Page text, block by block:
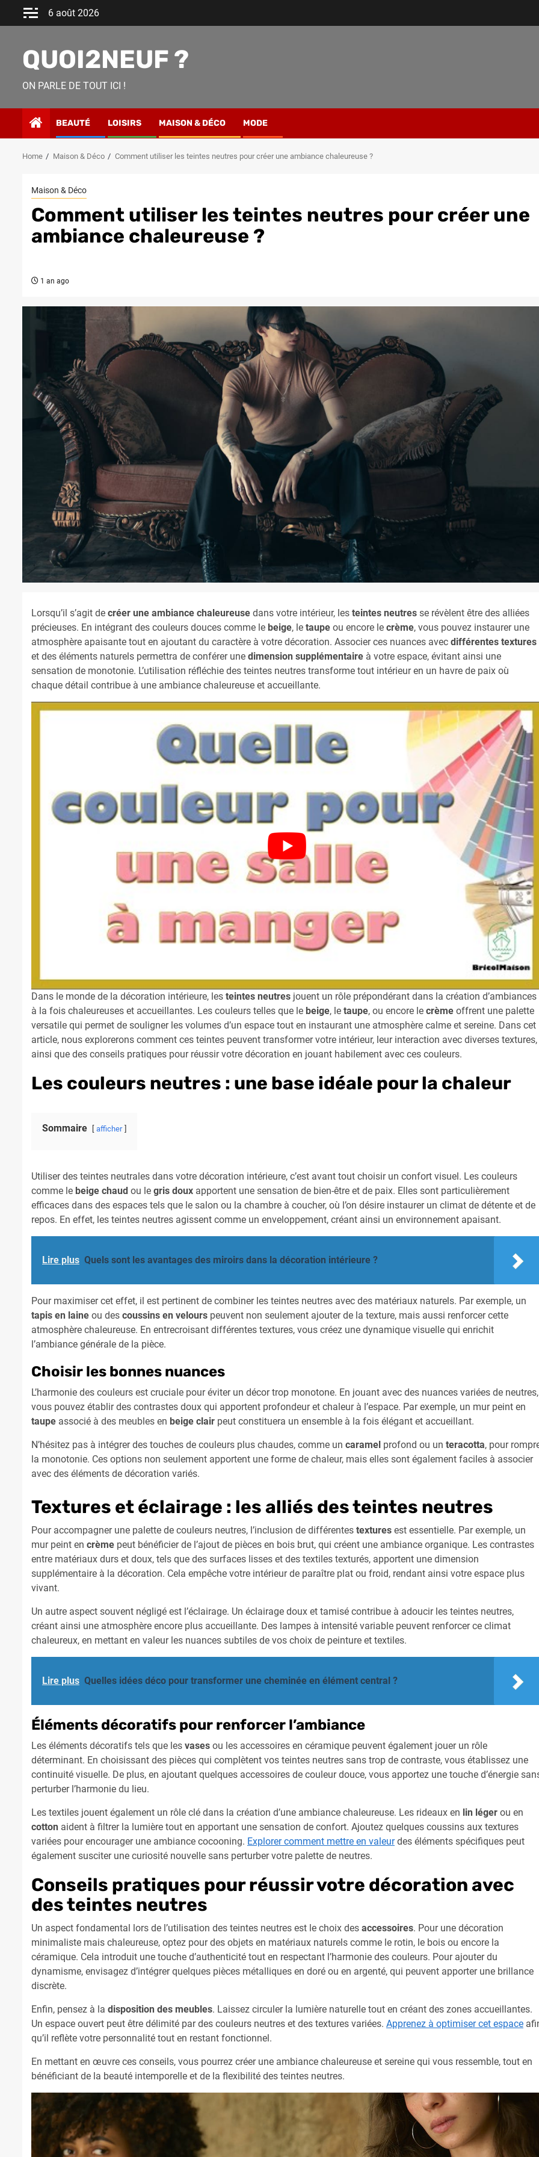
6 août 2026
QUOI2NEUF ?
ON PARLE DE TOUT ICI !
BEAUTÉ LOISIRS MAISON & DÉCO MODE
Home Maison & Déco Comment utiliser les teintes neutres pour créer une ambiance chaleureuse ?
Maison & Déco
Comment utiliser les teintes neutres pour créer une
ambiance chaleureuse ?
1 an ago
Lorsqu’il s’agit de créer une ambiance chaleureuse dans votre intérieur, les teintes neutres se révèlent être des alliées
précieuses. En intégrant des couleurs douces comme le beige, le taupe ou encore le crème, vous pouvez instaurer une
atmosphère apaisante tout en ajoutant du caractère à votre décoration. Associer ces nuances avec différentes textures
et des éléments naturels permettra de conférer une dimension supplémentaire à votre espace, évitant ainsi une
sensation de monotonie. L’utilisation réfléchie des teintes neutres transforme tout intérieur en un havre de paix où
chaque détail contribue à une ambiance chaleureuse et accueillante.
Dans le monde de la décoration intérieure, les teintes neutres jouent un rôle prépondérant dans la création d’ambiances
à la fois chaleureuses et accueillantes. Les couleurs telles que le beige, le taupe, ou encore le crème offrent une palette
versatile qui permet de souligner les volumes d’un espace tout en instaurant une atmosphère calme et sereine. Dans cet
article, nous explorerons comment ces teintes peuvent transformer votre intérieur, leur interaction avec diverses textures,
ainsi que des conseils pratiques pour réussir votre décoration en jouant habilement avec ces couleurs.
Les couleurs neutres : une base idéale pour la chaleur
Sommaire afficher
Utiliser des teintes neutrales dans votre décoration intérieure, c’est avant tout choisir un confort visuel. Les couleurs
comme le beige chaud ou le gris doux apportent une sensation de bien-être et de paix. Elles sont particulièrement
efficaces dans des espaces tels que le salon ou la chambre à coucher, où l’on désire instaurer un climat de détente et de
repos. En effet, les teintes neutres agissent comme un enveloppement, créant ainsi un environnement apaisant.
Lire plus Quels sont les avantages des miroirs dans la décoration intérieure ?
Pour maximiser cet effet, il est pertinent de combiner les teintes neutres avec des matériaux naturels. Par exemple, un
tapis en laine ou des coussins en velours peuvent non seulement ajouter de la texture, mais aussi renforcer cette
atmosphère chaleureuse. En entrecroisant différentes textures, vous créez une dynamique visuelle qui enrichit
l’ambiance générale de la pièce.
Choisir les bonnes nuances
L’harmonie des couleurs est cruciale pour éviter un décor trop monotone. En jouant avec des nuances variées de neutres,
vous pouvez établir des contrastes doux qui apportent profondeur et chaleur à l’espace. Par exemple, un mur peint en
taupe associé à des meubles en beige clair peut constituera un ensemble à la fois élégant et accueillant.
N’hésitez pas à intégrer des touches de couleurs plus chaudes, comme un caramel profond ou un teracotta, pour
la monotonie. Ces options non seulement apportent une forme de chaleur, mais elles sont également faciles à associer
avec des éléments de décoration variés.
Textures et éclairage : les alliés des teintes neutres
Pour accompagner une palette de couleurs neutres, l’inclusion de différentes textures est essentielle. Par exemple, un
mur peint en crème peut bénéficier de l’ajout de pièces en bois brut, qui créent une ambiance organique. Les contrastes
entre matériaux durs et doux, tels que des surfaces lisses et des textiles texturés, apportent une dimension
supplémentaire à la décoration. Cela empêche votre intérieur de paraître plat ou froid, rendant ainsi votre espace plus
vivant.
Un autre aspect souvent négligé est l’éclairage. Un éclairage doux et tamisé contribue à adoucir les teintes neutres,
créant ainsi une atmosphère encore plus accueillante. Des lampes à intensité variable peuvent renforcer ce climat
chaleureux, en mettant en valeur les nuances subtiles de vos choix de peinture et textiles.
Lire plus Quelles idées déco pour transformer une cheminée en élément central ?
Éléments décoratifs pour renforcer l’ambiance
Les éléments décoratifs tels que les vases ou les accessoires en céramique peuvent également jouer un rôle
déterminant. En choisissant des pièces qui complètent vos teintes neutres sans trop de contraste, vous établissez une
continuité visuelle. De plus, en ajoutant quelques accessoires de couleur douce, vous apportez une touche d’énergie
perturber l’harmonie du lieu.
Les textiles jouent également un rôle clé dans la création d’une ambiance chaleureuse. Les rideaux en lin léger ou en
cotton aident à filtrer la lumière tout en apportant une sensation de confort. Ajoutez quelques coussins aux textures
variées pour encourager une ambiance cocooning. Explorer comment mettre en valeurdes éléments spécifiques peut
également susciter une curiosité nouvelle sans perturber votre palette de neutres.
Conseils pratiques pour réussir votre décoration avec
des teintes neutres
Un aspect fondamental lors de l’utilisation des teintes neutres est le choix des accessoires. Pour une décoration
minimaliste mais chaleureuse, optez pour des objets en matériaux naturels comme le rotin, le bois ou encore la
céramique. Cela introduit une touche d’authenticité tout en respectant l’harmonie des couleurs. Pour ajouter du
dynamisme, envisagez d’intégrer quelques pièces métalliques en doré ou en argenté, qui peuvent apporter une brillance
discrète.
Enfin, pensez à la disposition des meubles. Laissez circuler la lumière naturelle tout en créant des zones accueillantes.
Un espace ouvert peut être délimité par des couleurs neutres et des textures variées. Apprenez à optimiser cet espace
qu’il reflète votre personnalité tout en restant fonctionnel.
En mettant en œuvre ces conseils, vous pourrez créer une ambiance chaleureuse et sereine qui vous ressemble, tout en
bénéficiant de la beauté intemporelle et de la flexibilité des teintes neutres.